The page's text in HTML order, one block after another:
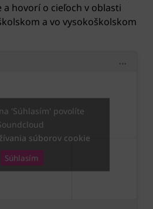
hovorí o cieľoch v oblasti
a vo vysokoškolskom
'Súhlasím' povolíte
súborov cookie
Súhlasím